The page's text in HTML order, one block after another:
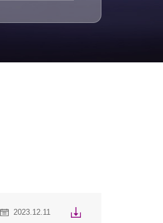
2023.12.11